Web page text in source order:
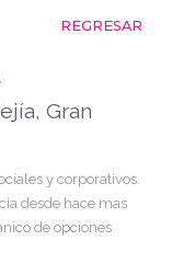
REGRESAR
Gran
y corporativos.
desde hace mas
de opciones